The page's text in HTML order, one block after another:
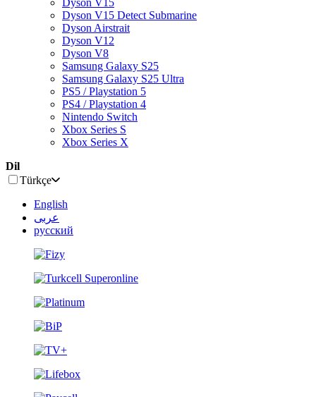
Dyson V15
Dyson V15 Detect Submarine
Dyson Airstrait
Dyson V12
Dyson V8
Samsung Galaxy S25
Samsung Galaxy S25 Ultra
PS5 / Playstation 5
PS4 / Playstation 4
Nintendo Switch
Xbox Series S
Xbox Series X
Dil
Türkçe
English
عربى
русский